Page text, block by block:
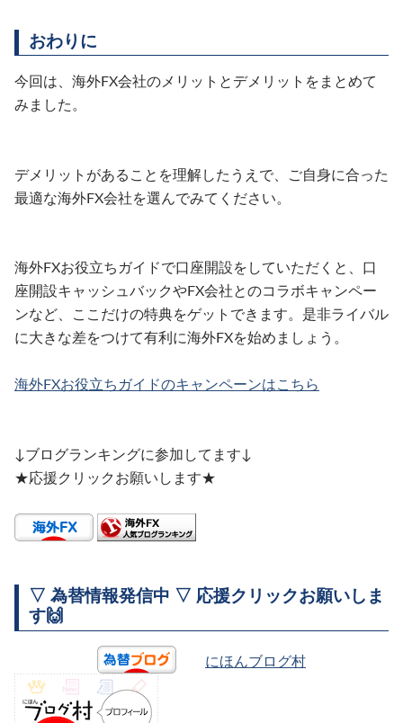
おわりに
今回は、海外FX会社のメリットとデメリットをまとめて
みました。
デメリットがあることを理解したうえで、ご自身に合った
最適な海外FX会社を選んでみてください。
海外FXお役立ちガイドで口座開設をしていただくと、口
座開設キャッシュバックやFX会社とのコラボキャンペー
ンなど、ここだけの特典をゲットできます。是非ライバル
に大きな差をつけて有利に海外FXを始めましょう。
海外FXお役立ちガイドのキャンペーンはこちら
↓ブログランキングに参加してます↓
★応援クリックお願いします★
▽ 為替情報発信中 ▽ 応援クリックお願いしま
す🙌
にほんブログ村